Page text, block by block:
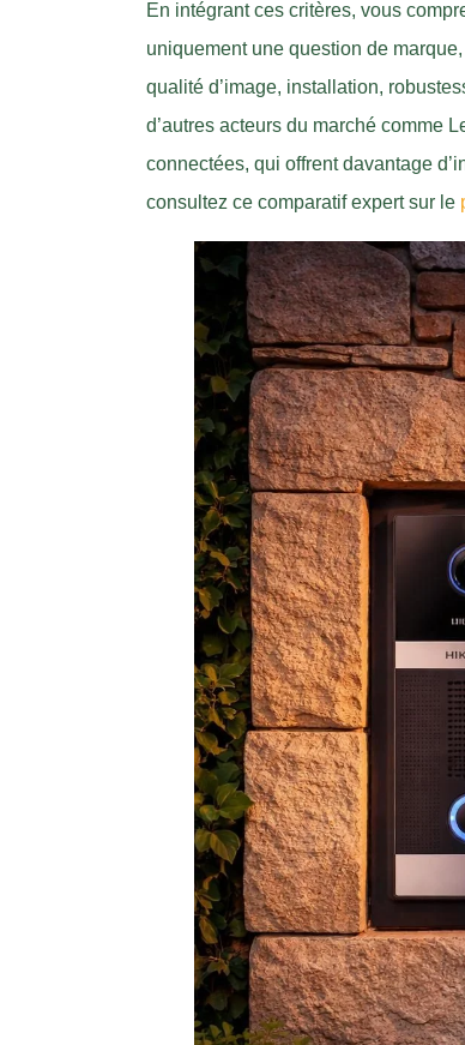
En intégrant ces critères, vous
uniquement une question de
qualité d’image, installation,
d’autres acteurs du marché comme
connectées, qui offrent davantage
consultez ce comparatif expert sur le